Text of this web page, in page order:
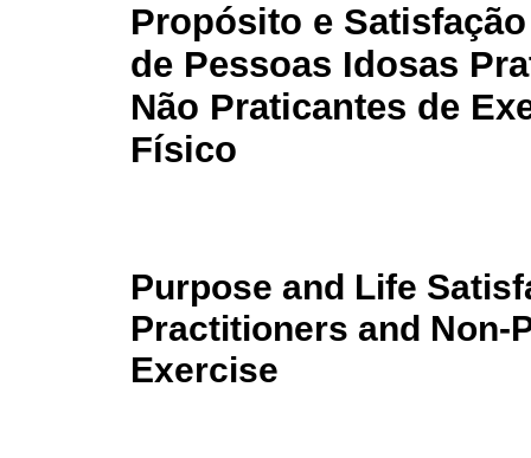
Propósito e
de Pessoas Idosas
Não Praticantes de
Físico
Purpose and Life
Practitioners and
Exercise